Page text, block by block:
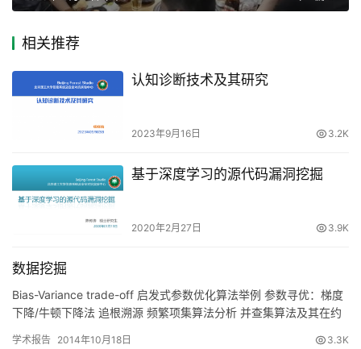
相关推荐
认知诊断技术及其研究
2023年9月16日 3.2K
基于深度学习的源代码漏洞挖掘
2020年2月27日 3.9K
数据挖掘
Bias-Variance trade-off 启发式参数优化算法举例 参数寻优：梯度
下降/牛顿下降法 追根溯源 频繁项集算法分析 并查集算法及其在约
学术报告 2014年10月18日 3.3K